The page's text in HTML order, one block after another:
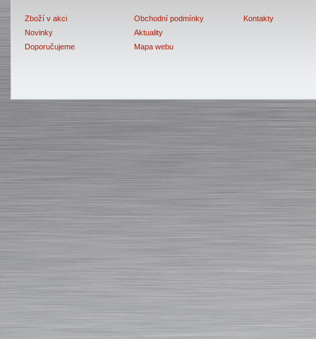
Zboží v akci
Novinky
Doporučujeme
Obchodní podmínky
Aktuality
Mapa webu
Kontakty